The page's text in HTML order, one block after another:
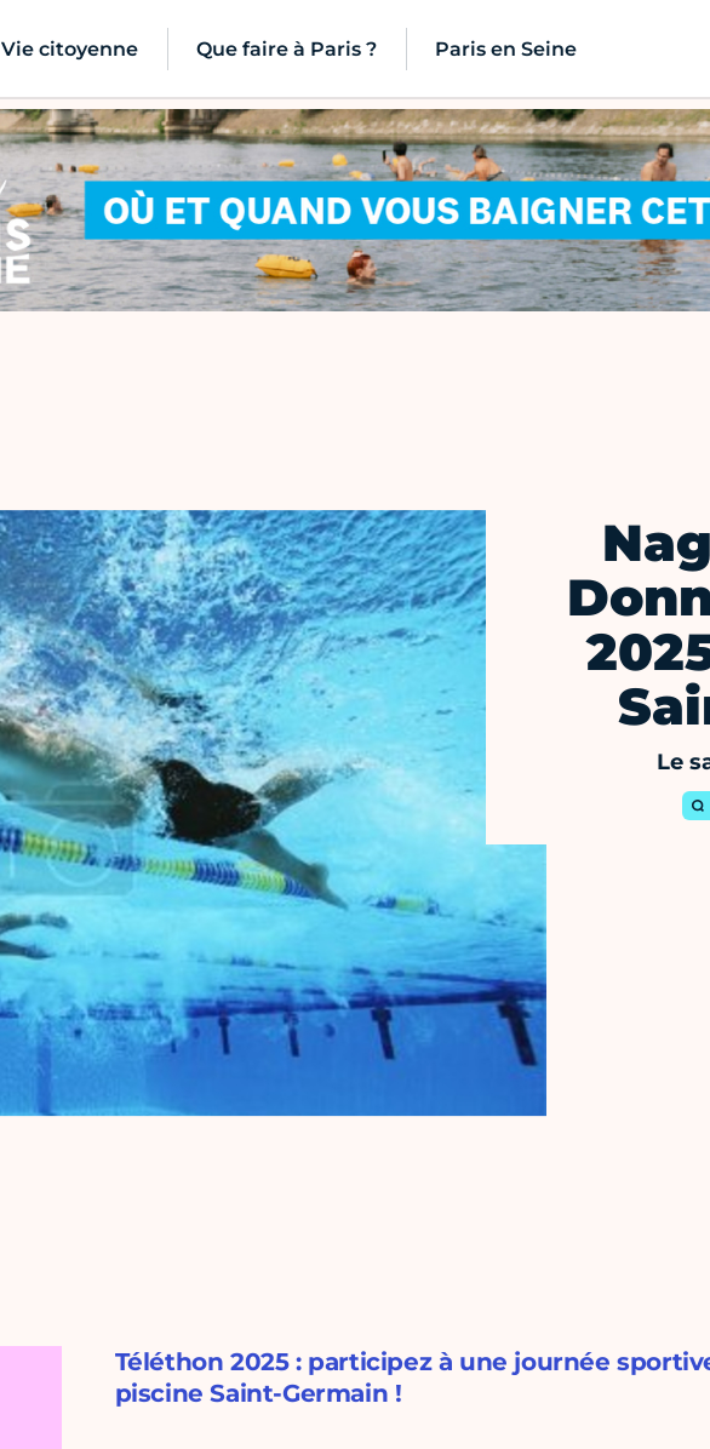
Vie citoyenne Que faire à Paris ? Paris en Seine
Le
Téléthon 2025 : participez à une journée
piscine Saint-Germain !